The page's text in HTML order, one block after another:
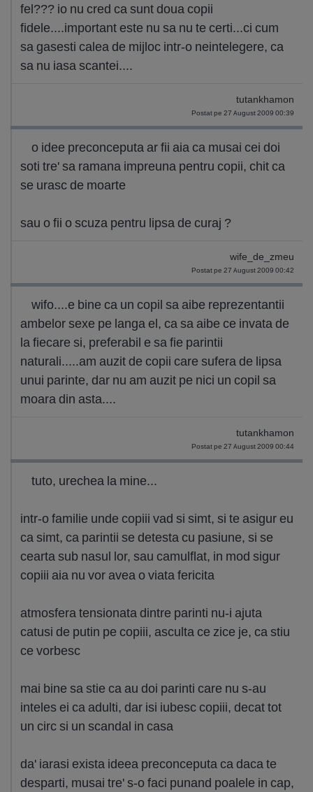
fel??? io nu cred ca sunt doua copii
fidele....important este nu sa nu te certi...ci cum
sa gasesti calea de mijloc intr-o neintelegere, ca
sa nu iasa scantei....
tutankhamon
Postat pe 27 August 2009 00:39
o idee preconceputa ar fii aia ca musai cei doi
soti tre' sa ramana impreuna pentru copii, chit ca
se urasc de moarte
sau o fii o scuza pentru lipsa de curaj ?
wife_de_zmeu
Postat pe 27 August 2009 00:42
wifo....e bine ca un copil sa aibe reprezentantii
ambelor sexe pe langa el, ca sa aibe ce invata de
la fiecare si, preferabil e sa fie parintii
naturali.....am auzit de copii care sufera de lipsa
unui parinte, dar nu am auzit pe nici un copil sa
moara din asta....
tutankhamon
Postat pe 27 August 2009 00:44
tuto, urechea la mine...
intr-o familie unde copiii vad si simt, si te asigur eu
ca simt, ca parintii se detesta cu pasiune, si se
cearta sub nasul lor, sau camulflat, in mod sigur
copiii aia nu vor avea o viata fericita
atmosfera tensionata dintre parinti nu-i ajuta
catusi de putin pe copiii, asculta ce zice je, ca stiu
ce vorbesc
mai bine sa stie ca au doi parinti care nu s-au
inteles ei ca adulti, dar isi iubesc copiii, decat tot
un circ si un scandal in casa
da' iarasi exista ideea preconceputa ca daca te
desparti, musai tre' s-o faci punand poalele in cap,